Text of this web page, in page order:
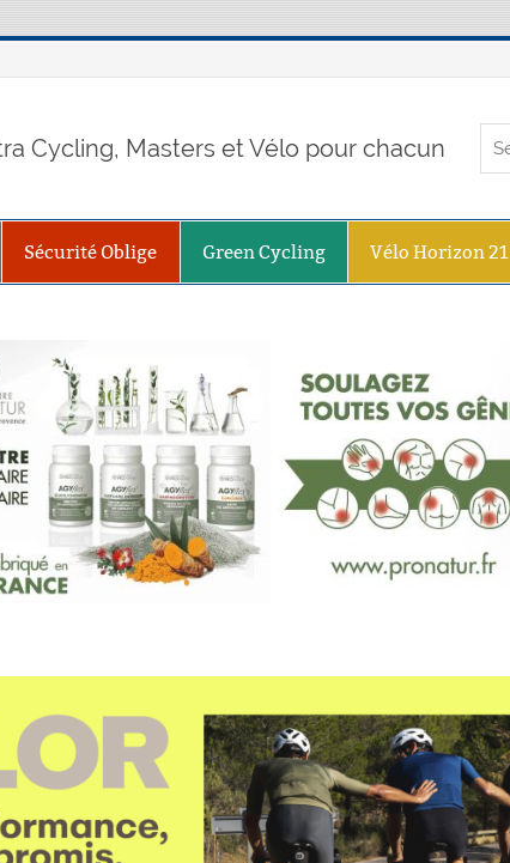
Cycling, Masters et Vélo pour chacun
Sécurité Oblige Green Cycling Vélo Horizon 21